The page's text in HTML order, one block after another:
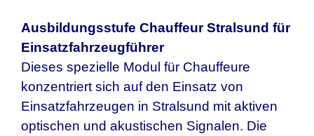
Ausbildungsstufe Chauffeur Stralsund für
Einsatzfahrzeugführer
Dieses spezielle Modul für Chauffeure
konzentriert sich auf den Einsatz von
Einsatzfahrzeugen in Stralsund mit aktiven
optischen und akustischen Signalen. Die